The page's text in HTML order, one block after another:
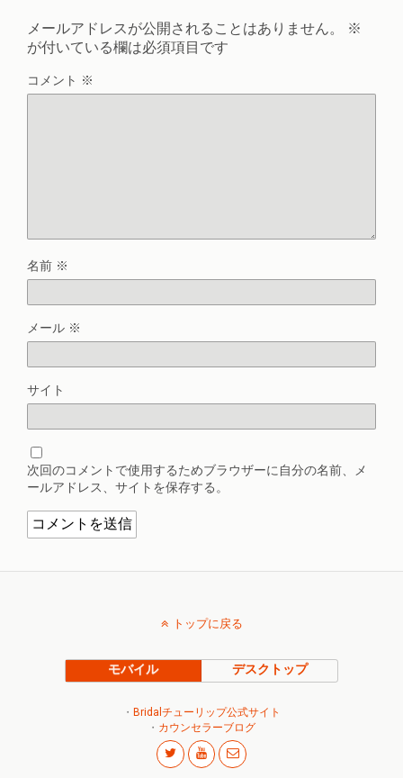
メールアドレスが公開されることはありません。
※
が付いている欄は必須項目です
コメント ※
名前 ※
メール ※
サイト
次回のコメントで使用するためブラウザーに自分の名前、メ
ールアドレス、サイトを保存する。
トップに戻る
モバイル デスクトップ
・ Bridalチューリップ公式サイト
・ カウンセラーブログ